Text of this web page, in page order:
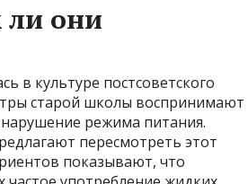
ли они
в культуре постсоветского
старой школы воспринимают
режима питания.
пересмотреть этот
показывают, что